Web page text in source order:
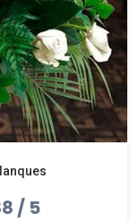
/ 5